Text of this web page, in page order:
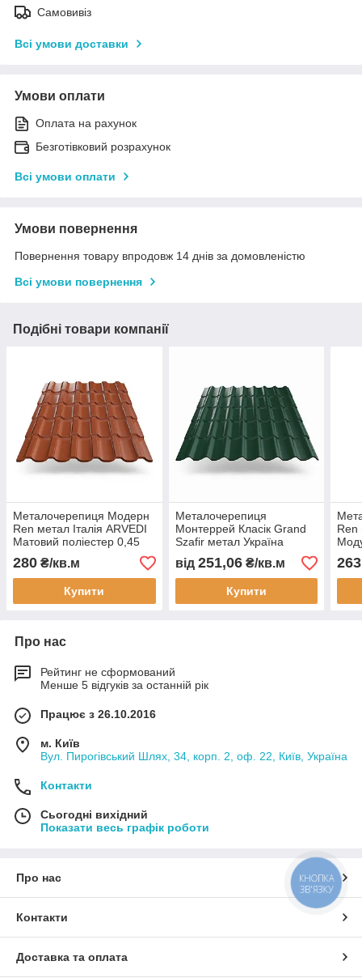
Самовивіз
Всі умови доставки
Умови оплати
Оплата на рахунок
Безготівковий розрахунок
Всі умови оплати
Умови повернення
Повернення товару впродовж 14 днів за домовленістю
Всі умови повернення
Подібні товари компанії
Металочерепиця Модерн
Ren метал Італія ARVEDI
Матовий поліестер 0,45
мм
280 ₴/кв.м
Купити
Металочерепиця
Монтеррей Класік Grand
Szafir метал Україна
Модуль Матовий
поліестер 0,45 мм
від 251,06₴/кв.м
Купити
Ren
263
Про нас
Рейтинг не сформований
Менше 5 відгуків за останній рік
Працює з 26.10.2016
м. Київ
Вул. Пирогівський Шлях, 34, корп. 2, оф. 22, Київ, Україна
Контакти
Сьогодні вихідний
Показати весь графік роботи
Про нас
Контакти
Доставка та оплата
КНОПКА
ЗВ'ЯЗКУ